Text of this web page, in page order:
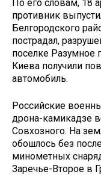
По его словам, 18
противник
Белгородского
пострадал,
поселке Разумное
Киева получили
автомобиль.
Российские
дрона-камикадзе
Совхозного. На
обошлось без
минометных
Заречье-Второе в